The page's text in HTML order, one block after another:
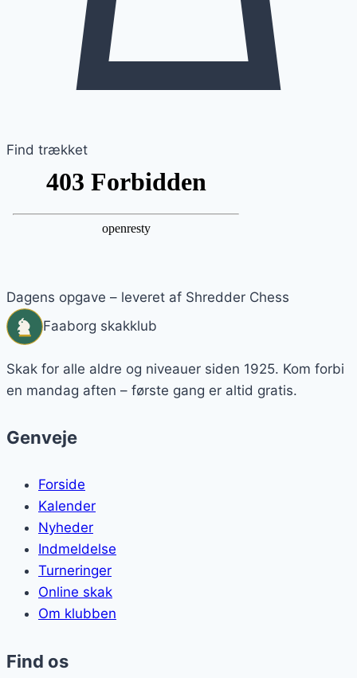
Find trækket
Dagens opgave – leveret af Shredder Chess
Faaborg skakklub
Skak for alle aldre og niveauer siden 1925. Kom forbi
en mandag aften – første gang er altid gratis.
Genveje
Forside
Kalender
Nyheder
Indmeldelse
Turneringer
Online skak
Om klubben
Find os